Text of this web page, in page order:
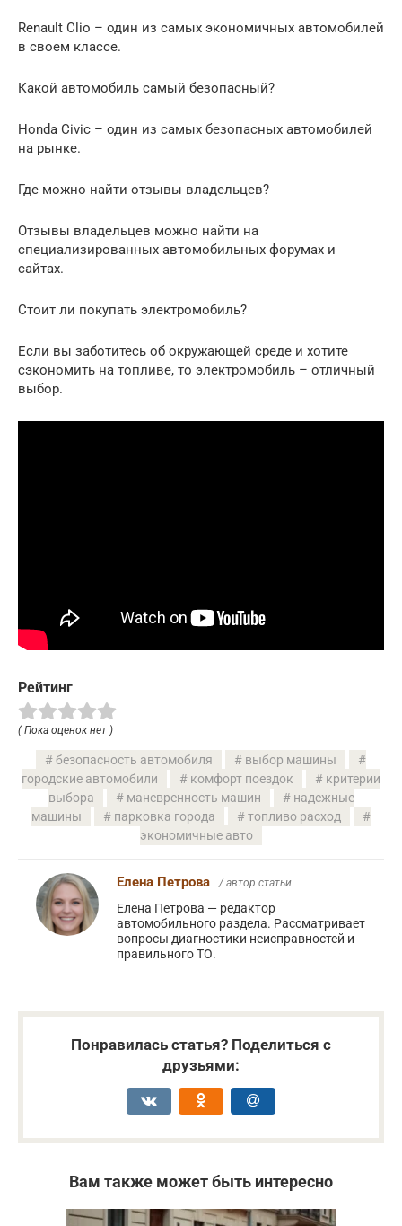
Renault Clio – один из самых экономичных автомобилей
в своем классе.
Какой автомобиль самый безопасный?
Honda Civic – один из самых безопасных автомобилей
на рынке.
Где можно найти отзывы владельцев?
Отзывы владельцев можно найти на
специализированных автомобильных форумах и
сайтах.
Стоит ли покупать электромобиль?
Если вы заботитесь об окружающей среде и хотите
сэкономить на топливе, то электромобиль – отличный
выбор.
Рейтинг
( Пока оценок нет )
безопасность автомобиля
выбор машины
городские автомобили
комфорт поездок
критерии
выбора
маневренность машин
надежные
машины
парковка города
топливо расход
экономичные авто
Елена Петрова / автор статьи
Елена Петрова — редактор
автомобильного раздела. Рассматривает
вопросы диагностики неисправностей и
правильного ТО.
Понравилась статья? Поделиться с
друзьями:
Вам также может быть интересно